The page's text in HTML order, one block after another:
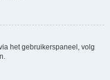
het gebruikerspaneel, volg